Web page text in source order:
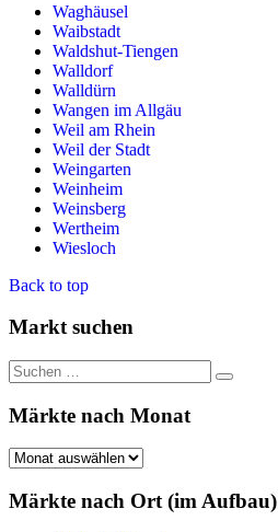
Waghäusel
Waibstadt
Waldshut-Tiengen
Walldorf
Walldürn
Wangen im Allgäu
Weil am Rhein
Weil der Stadt
Weingarten
Weinheim
Weinsberg
Wertheim
Wiesloch
Back to top
Markt suchen
Suchen
nach:
Suchen
Märkte nach Monat
Märkte
Monat
Märkte nach Ort (im Aufbau)